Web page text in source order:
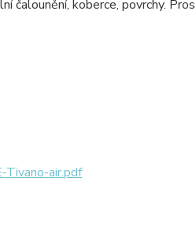
koberce, povrchy.
Tivano-air.pdf